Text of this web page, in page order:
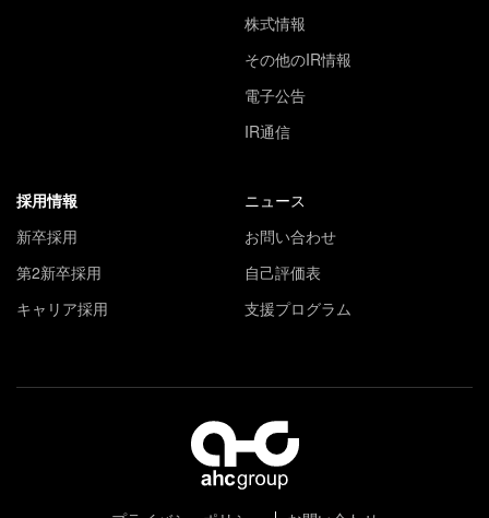
株式情報
その他のIR情報
電子公告
IR通信
採用情報
新卒採用
第2新卒採用
キャリア採用
ニュース
お問い合わせ
自己評価表
支援プログラム